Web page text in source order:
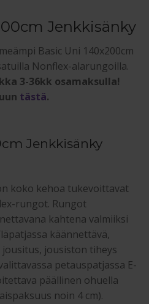
Jenkkisänky
Basic Uni 140x200cm
Nonflex-alarungoilla.
3-36kk osamaksulla!
tästä.
Jenkkisänky
koko kehoa tukevoittavat
rungot. Rungot
kahtena valmiiksi
käännettävä,
jousitus, jousiston tiheys
petauspatjassa E-
päällinen ohuella
noin 4 cm).